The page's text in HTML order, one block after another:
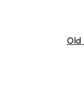
Old